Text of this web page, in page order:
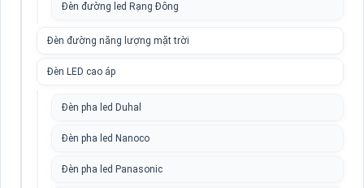
Đèn đường led Rạng Đông
Đèn đường năng lượng mặt trời
Đèn LED cao áp
Đèn pha led Duhal
Đèn pha led Nanoco
Đèn pha led Panasonic